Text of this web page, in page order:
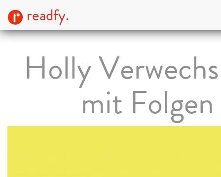
readfy.
Holly
mit Folgen